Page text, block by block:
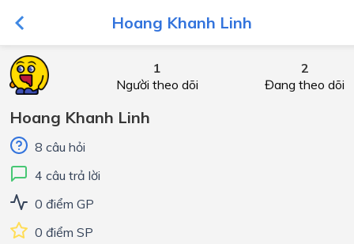
Hoang Khanh Linh
1
Người theo dõi
2
Đang theo dõi
Hoang Khanh Linh
8 câu hỏi
4 câu trả lời
0 điểm GP
0 điểm SP